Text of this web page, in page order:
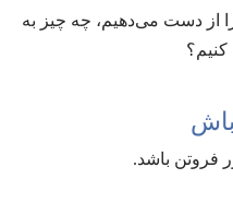
از دست می‌دهیم،‏ چه چیز به
کنیم؟‏
فروتن باشد.‏